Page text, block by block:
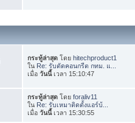
กระทู้ล่าสุด โดยhitechproduct1
ใน Re: รับตัดคอนกรีต กทม. แ...
เมื่อวันนี้เวลา 15:10:47
กระทู้ล่าสุด โดยforaliv11
ใน Re: รับเหมาติดตั้งแอร์บ้...
เมื่อวันนี้เวลา 15:30:55